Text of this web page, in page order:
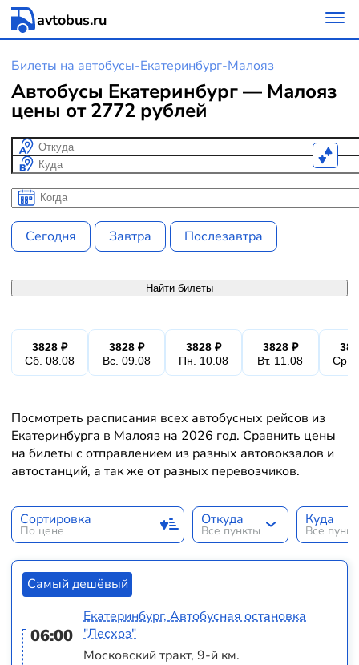
avtobus.ru
Билеты на автобусы-Екатеринбург-Малояз
Автобусы Екатеринбург — Малояз
цены от 2772 рублей
Откуда
Куда
Когда
Когда
Сегодня Завтра Послезавтра
Найти билеты
3828 ₽
Сб. 08.08
3828 ₽
Вс. 09.08
3828 ₽
Пн. 10.08
3828 ₽
Вт. 11.08
Ср.
Посмотреть расписания всех автобусных рейсов из
Екатеринбурга в Малояз на 2026 год. Сравнить цены
на билеты с отправлением из разных автовокзалов и
автостанций, а так же от разных перевозчиков.
Сортировка
По цене
Откуда
Все пункты
Куда
Все
Самый дешёвый
06:00
Екатеринбург, Автобусная остановка
"Лесхоз"
Московский тракт, 9-й км.